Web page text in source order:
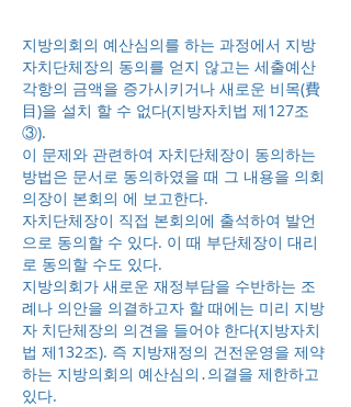
지방의회의 예산심의를 하는 과정에서 지방
자치단체장의 동의를 얻지 않고는 세출예산
각항의 금액을 증가시키거나 새로운 비목(費
目)을 설치 할 수 없다(지방자치법 제127조
③).
이 문제와 관련하여 자치단체장이 동의하는
방법은 문서로 동의하였을 때 그 내용을 의회
의장이 본회의 에 보고한다.
자치단체장이 직접 본회의에 출석하여 발언
으로 동의할 수 있다. 이 때 부단체장이 대리
로 동의할 수도 있다.
지방의회가 새로운 재정부담을 수반하는 조
례나 의안을 의결하고자 할 때에는 미리 지방
자 치단체장의 의견을 들어야 한다(지방자치
법 제132조). 즉 지방재정의 건전운영을 제약
하는 지방의회의 예산심의․의결을 제한하고
있다.